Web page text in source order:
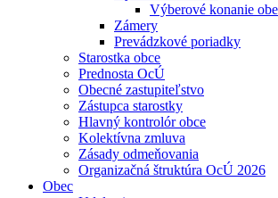
Výberové konanie
Zámery
Prevádzkové poriadky
Starostka obce
Prednosta OcÚ
Obecné zastupiteľstvo
Zástupca starostky
Hlavný kontrolór obce
Kolektívna zmluva
Zásady odmeňovania
Organizačná štruktúra OcÚ 2026
Obec